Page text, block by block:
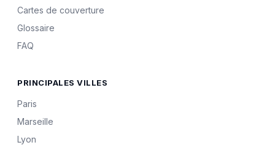
Cartes de couverture
Glossaire
FAQ
PRINCIPALES VILLES
Paris
Marseille
Lyon